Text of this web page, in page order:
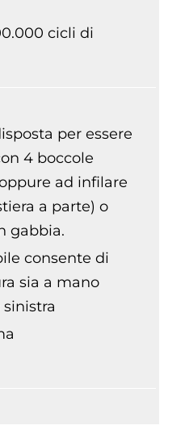
cicli di
per essere
4 boccole
ad infilare
a parte) o
gabbia.
consente di
sia a mano